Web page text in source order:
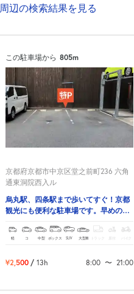
周辺の検索結果を見る
この駐車場から 805m
京都府京都市中京区堂之前町236 六角
通東洞院西入ル
烏丸駅、四条駅まで歩いてすぐ！京都
観光にも便利な駐車場です。早めの予
軽 コ 中型 ボックス SUV 大型車 トラック バイク
¥2,500 / 13h 8:00 〜 21:00